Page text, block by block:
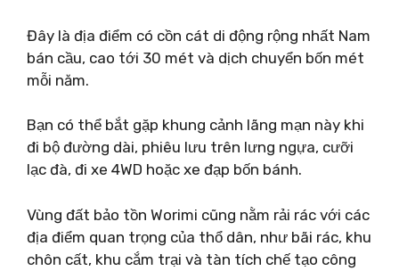
Đây là địa điểm có cồn cát di động rộng nhất Nam
bán cầu, cao tới 30 mét và dịch chuyển bốn mét
mỗi năm.
Bạn có thể bắt gặp khung cảnh lãng mạn này khi
đi bộ đường dài, phiêu lưu trên lưng ngựa, cưỡi
lạc đà, đi xe 4WD hoặc xe đạp bốn bánh.
Vùng đất bảo tồn Worimi cũng nằm rải rác với các
địa điểm quan trọng của thổ dân, như bãi rác, khu
chôn cất, khu cắm trại và tàn tích chế tạo công